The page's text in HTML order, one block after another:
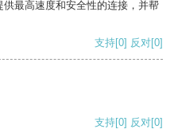
最高速度和安全性的连接，并帮
支持[0] 反对[0]
支持[0] 反对[0]